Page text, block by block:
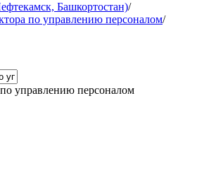
Башкортостан)/
по управлению персоналом/
по управлению персоналом